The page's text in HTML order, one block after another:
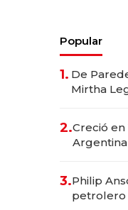
Popular
1. De
Mirtha
2.Creció
las
3.Philip
petrolero